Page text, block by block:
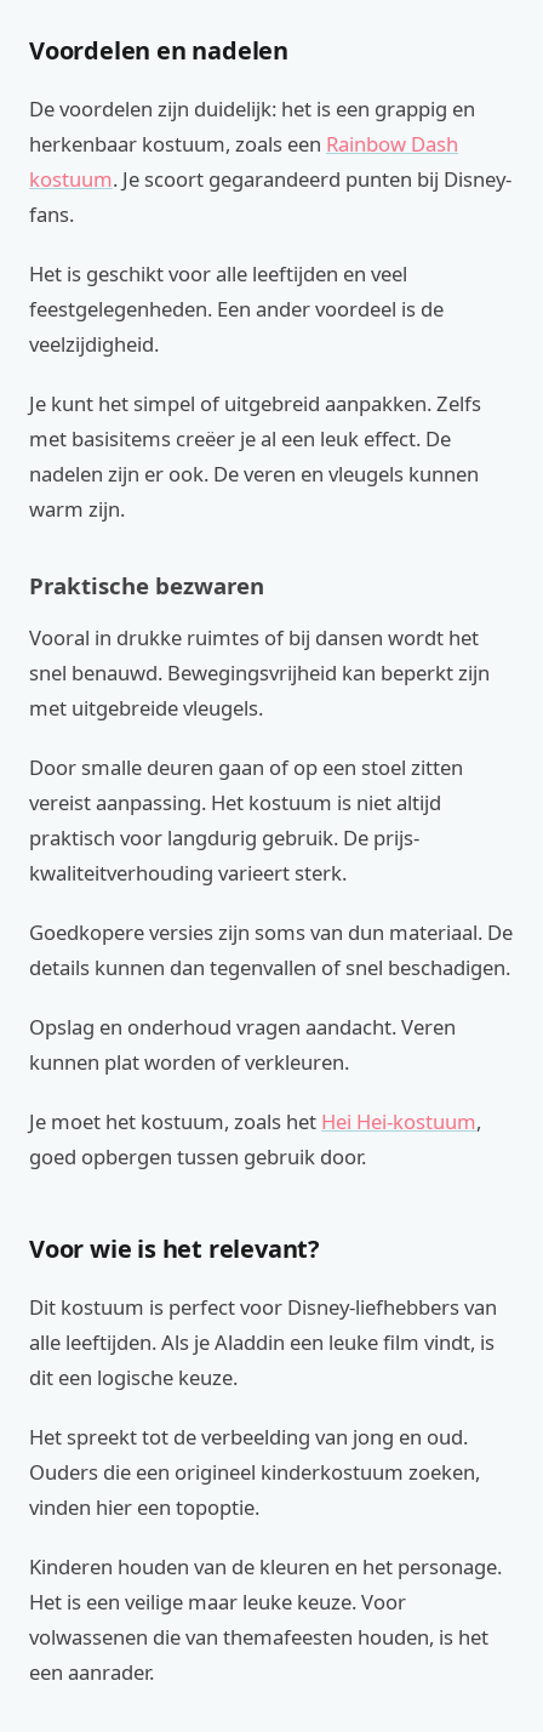
Voordelen en nadelen
De voordelen zijn duidelijk: het is een grappig en
herkenbaar kostuum, zoals een Rainbow Dash
kostuum. Je scoort gegarandeerd punten bij Disney-
fans.
Het is geschikt voor alle leeftijden en veel
feestgelegenheden. Een ander voordeel is de
veelzijdigheid.
Je kunt het simpel of uitgebreid aanpakken. Zelfs
met basisitems creëer je al een leuk effect. De
nadelen zijn er ook. De veren en vleugels kunnen
warm zijn.
Praktische bezwaren
Vooral in drukke ruimtes of bij dansen wordt het
snel benauwd. Bewegingsvrijheid kan beperkt zijn
met uitgebreide vleugels.
Door smalle deuren gaan of op een stoel zitten
vereist aanpassing. Het kostuum is niet altijd
praktisch voor langdurig gebruik. De prijs-
kwaliteitverhouding varieert sterk.
Goedkopere versies zijn soms van dun materiaal. De
details kunnen dan tegenvallen of snel beschadigen.
Opslag en onderhoud vragen aandacht. Veren
kunnen plat worden of verkleuren.
Je moet het kostuum, zoals het Hei Hei-kostuum,
goed opbergen tussen gebruik door.
Voor wie is het relevant?
Dit kostuum is perfect voor Disney-liefhebbers van
alle leeftijden. Als je Aladdin een leuke film vindt, is
dit een logische keuze.
Het spreekt tot de verbeelding van jong en oud.
Ouders die een origineel kinderkostuum zoeken,
vinden hier een topoptie.
Kinderen houden van de kleuren en het personage.
Het is een veilige maar leuke keuze. Voor
volwassenen die van themafeesten houden, is het
een aanrader.